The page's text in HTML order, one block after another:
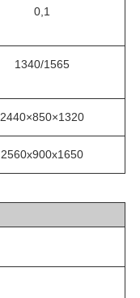
0,1
1340/1565
2440×850×1320
2560х900х1650